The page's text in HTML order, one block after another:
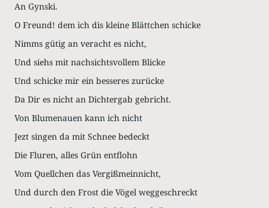
An Gynski.
O Freund! dem ich dis kleine Blättchen schicke
Nimms gütig an veracht es nicht,
Und siehs mit nachsichtsvollem Blicke
Und schicke mir ein besseres zurücke
Da Dir es nicht an Dichtergab gebricht.
Von Blumenauen kann ich nicht
Jezt singen da mit Schnee bedeckt
Die Fluren, alles Grün entflohn
Vom Quellchen das Vergißmeinnicht,
Und durch den Frost die Vögel weggeschreckt